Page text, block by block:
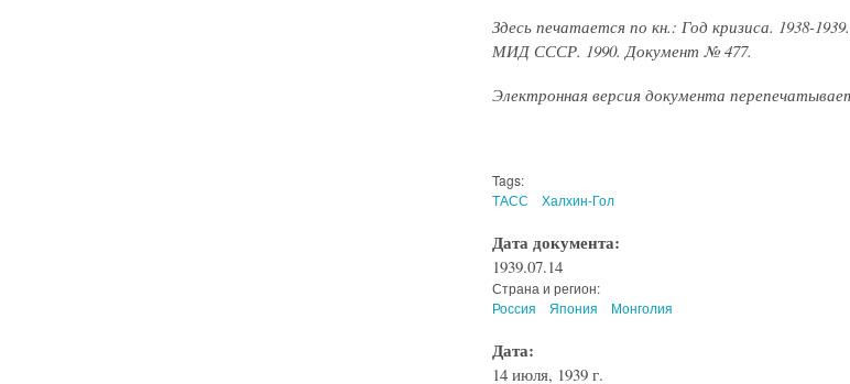
Здесь печатается по кн.: Год кризиса. 1938-
МИД СССР. 1990. Документ № 477.
Электронная версия документа
Tags:
ТАСС
Халхин-Гол
Дата документа:
1939.07.14
Страна и регион:
Россия
Япония Монголия
Дата:
14 июля, 1939 г.